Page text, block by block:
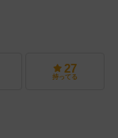
27
持ってる